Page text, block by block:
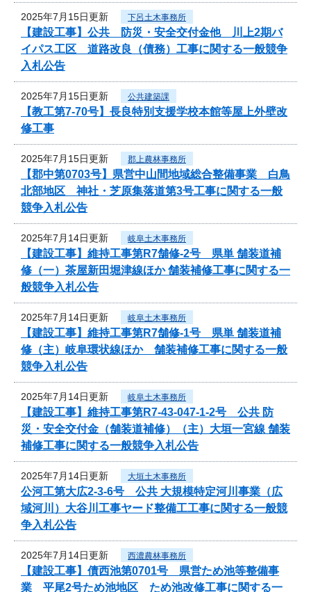
2025年7月15日更新 下呂土木事務所
【建設工事】公共 防災・安全交付金他 川上2期バ
イパス工区 道路改良（債務）工事に関する一般競争
入札公告
2025年7月15日更新 公共建築課
【教工第7-70号】長良特別支援学校本館等屋上外壁改
修工事
2025年7月15日更新 郡上農林事務所
【郡中第0703号】県営中山間地域総合整備事業 白鳥
北部地区 神社・芝原集落道第3号工事に関する一般
競争入札公告
2025年7月14日更新 岐阜土木事務所
【建設工事】維持工事第R7舗修-2号 県単 舗装道補
修（一）茶屋新田堀津線ほか 舗装補修工事に関する一
般競争入札公告
2025年7月14日更新 岐阜土木事務所
【建設工事】維持工事第R7舗修-1号 県単 舗装道補
修（主）岐阜環状線ほか 舗装補修工事に関する一般
競争入札公告
2025年7月14日更新 岐阜土木事務所
【建設工事】維持工事第R7-43-047-1-2号 公共 防
災・安全交付金（舗装道補修）（主）大垣一宮線 舗装
補修工事に関する一般競争入札公告
2025年7月14日更新 大垣土木事務所
公河工第大広2-3-6号 公共 大規模特定河川事業（広
域河川）大谷川工事ヤード整備工工事に関する一般競
争入札公告
2025年7月14日更新 西濃農林事務所
【建設工事】債西池第0701号 県営ため池等整備事
業 平尾2号ため池地区 ため池改修工事に関する一